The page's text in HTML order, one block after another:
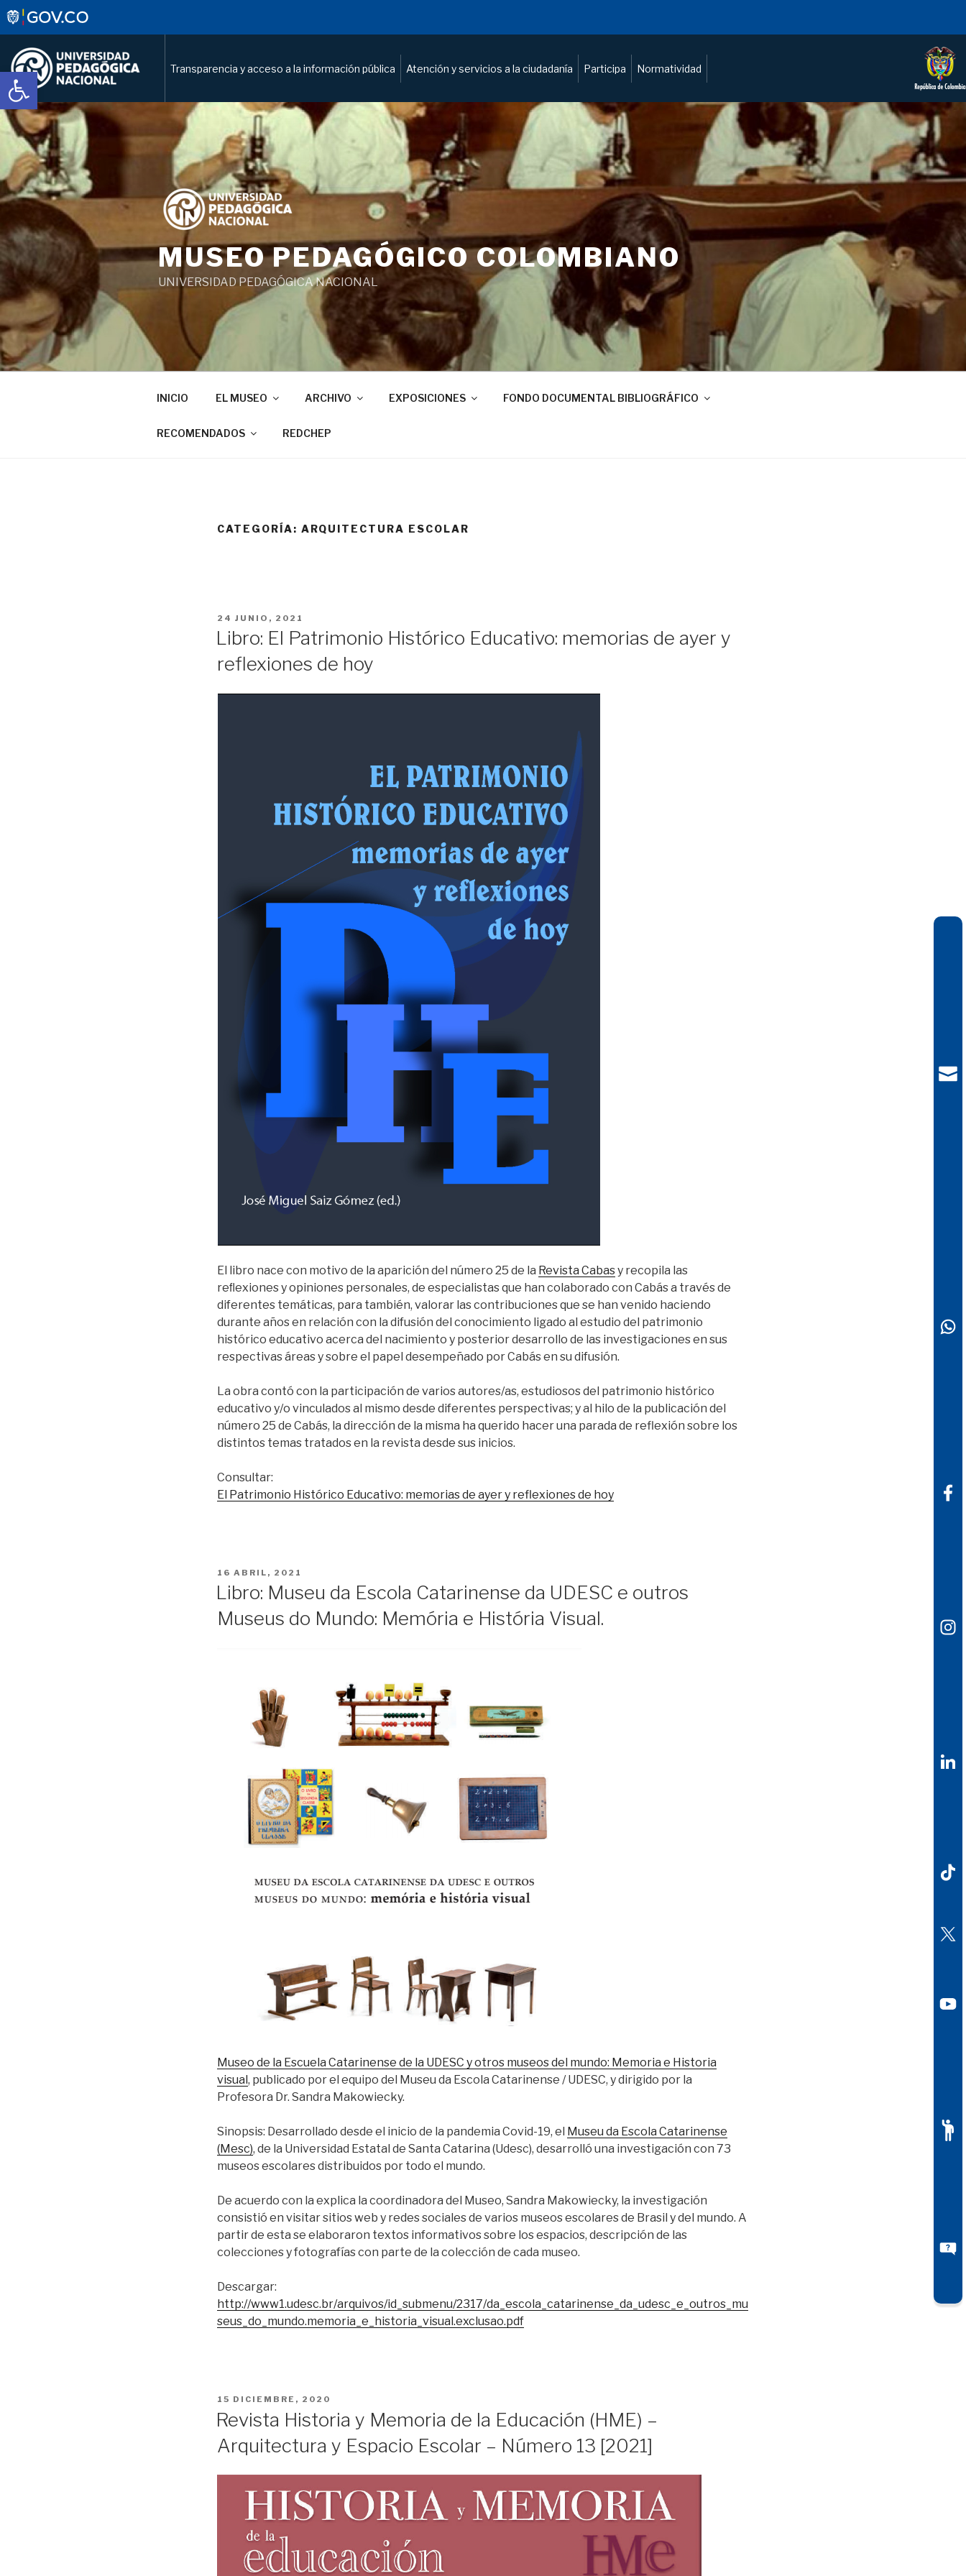
Abrir barra de herramientas Transparencia y acceso a la información pública Atención y servicios a la ciudadanía Participa Normatividad
Saltar
al
contenido
MUSEO PEDAGÓGICO COLOMBIANO
UNIVERSIDAD PEDAGÓGICA NACIONAL
INICIO EL MUSEO ARCHIVO EXPOSICIONES FONDO DOCUMENTAL BIBLIOGRÁFICO
RECOMENDADOS REDCHEP
CATEGORÍA: ARQUITECTURA ESCOLAR
PUBLICADO
24 JUNIO, 2021
Libro: El Patrimonio Histórico Educativo: memorias de ayer y
reflexiones de hoy
El libro nace con motivo de la aparición del número 25 de la Revista Cabasy recopila las
reﬂexionesyopiniones personales, de especialistasque han colaborado con Cabás a través de
diferentes temáticas, para también, valorar las contribuciones que se han venido haciendo
durante años en relación con la difusión del conocimiento ligado al estudio del patrimonio
histórico educativo acerca del nacimiento y posterior desarrollo de las investigaciones en sus
respectivas áreas y sobre el papel desempeñado porCabásen su difusión.
La obra contó con la participación de varios autores/as, estudiosos del patrimonio histórico
educativo y/o vinculados al mismo desde diferentes perspectivas; y al hilo de la publicación del
número 25 de Cabás, la dirección de la misma ha querido hacer una parada de reflexión sobre los
distintos temas tratados en la revista desde sus inicios.
Consultar:
El Patrimonio Histórico Educativo: memorias de ayer y reflexiones de hoy
PUBLICADO
16 ABRIL, 2021
Libro: Museu da Escola Catarinense da UDESC e outros
Museus do Mundo: Memória e História Visual.
Museo de la Escuela Catarinense de la UDESC y otros museos del mundo: Memoria e Historia
visual, publicado por el equipo del Museu da Escola Catarinense / UDESC, y dirigido por la
Profesora Dr. Sandra Makowiecky.
Sinopsis: Desarrollado desde el inicio de la pandemia Covid-19, el Museu da Escola Catarinense
(Mesc), de la Universidad Estatal de Santa Catarina (Udesc), desarrolló una investigación con 73
museos escolares distribuidos por todo el mundo.
De acuerdo con la explica la coordinadora del Museo, Sandra Makowiecky, la investigación
consistió en visitar sitios web y redes sociales de varios museos escolares de Brasil y del mundo. A
partir de esta se elaboraron textos informativos sobre los espacios, descripción de las
colecciones y fotografías con parte de la colección de cada museo.
Descargar:
http://www1.udesc.br/arquivos/id_submenu/2317/da_escola_catarinense_da_udesc_e_outros_mu
seus_do_mundo.memoria_e_historia_visual.exclusao.pdf
PUBLICADO
15 DICIEMBRE, 2020
Revista Historia y Memoria de la Educación (HME) –
Arquitectura y Espacio Escolar – Número 13 [2021]